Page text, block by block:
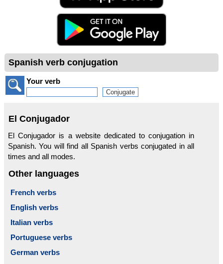
Spanish verb conjugation
Your verb
El Conjugador
El Conjugador is a website dedicated to conjugation in
Spanish. You will find all Spanish verbs conjugated in all
times and all modes.
Other languages
French verbs
English verbs
Italian verbs
Portuguese verbs
German verbs